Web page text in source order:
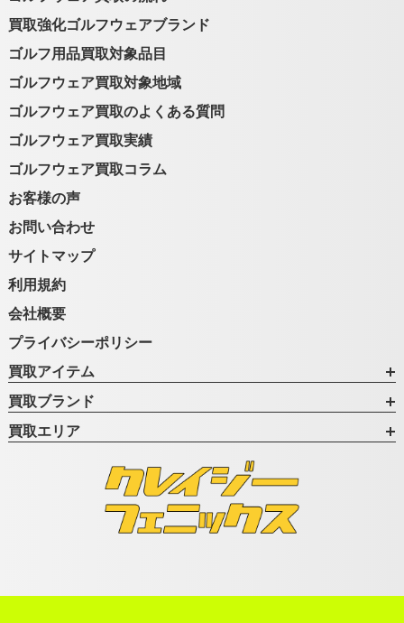
買取強化ゴルフウェアブランド
ゴルフ用品買取対象品目
ゴルフウェア買取対象地域
ゴルフウェア買取のよくある質問
ゴルフウェア買取実績
ゴルフウェア買取コラム
お客様の声
お問い合わせ
サイトマップ
利用規約
会社概要
プライバシーポリシー
買取アイテム
買取ブランド
買取エリア